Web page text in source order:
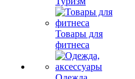
Товары для
фитнеса